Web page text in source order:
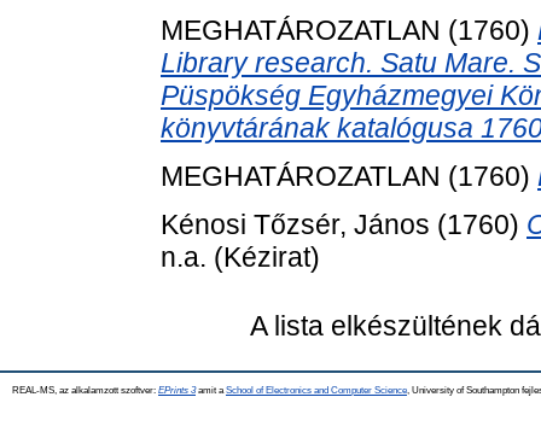
MEGHATÁROZATLAN (1760)
Library research. Satu Mare.
Püspökség Egyházmegyei
könyvtárának katalógusa
MEGHATÁROZATLAN (1760)
Kénosi Tőzsér, János (1760)
n.a. (Kézirat)
A lista elkészültének
REAL-MS, az alkalamzott szoftver: EPrints 3amit a School of Electronics and Computer Science , University of Southampton